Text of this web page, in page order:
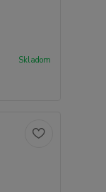
Skladom